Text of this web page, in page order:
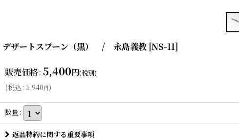
デザートスプーン（黒） / 永島義教 [NS-11]
販売価格: 5,400円(税別)
(税込: 5,940円)
数量:
返品特約に関する重要事項